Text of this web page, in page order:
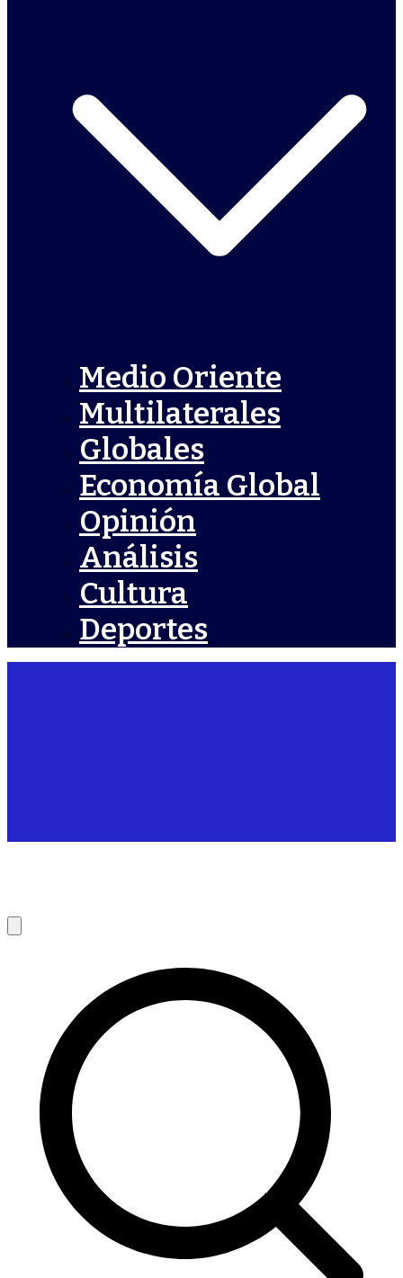
Medio Oriente
Multilaterales
Globales
Economía Global
Opinión
Análisis
Cultura
Deportes